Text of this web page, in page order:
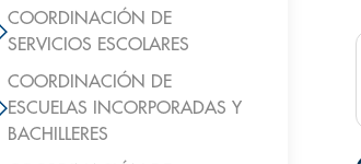
COORDINACIÓN DE
SERVICIOS ESCOLARES
COORDINACIÓN DE
ESCUELAS INCORPORADAS Y
BACHILLERES